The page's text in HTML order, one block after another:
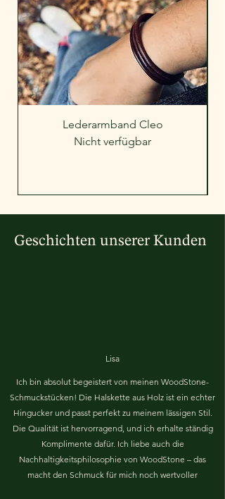
Lederarmband Cleo
Nicht verfügbar
Geschichten unserer Kunden
Lisa
Ich bin absolut begeistert von meinen WoodStone-
Schmuckstücken! Die Halskette aus Holz ist ein echter
Hingucker und passt perfekt zu meinem lässigen Stil.
Die Qualität ist hervorragend, und ich erhalte ständig
Komplimente dafür. Ich liebe auch die
Nachhaltigkeitsphilosophie von WoodStone – das
macht den Schmuck für mich noch wertvoller